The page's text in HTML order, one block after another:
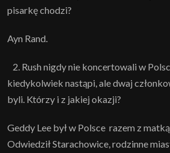
pisarkę chodzi?
Ayn Rand.
2. Rush nigdy nie koncertowali w
kiedykolwiek nastąpi, ale dwaj
byli. Którzy i z jakiej okazji?
Geddy Lee był w Polsce razem z
Odwiedził Starachowice, rodzinne